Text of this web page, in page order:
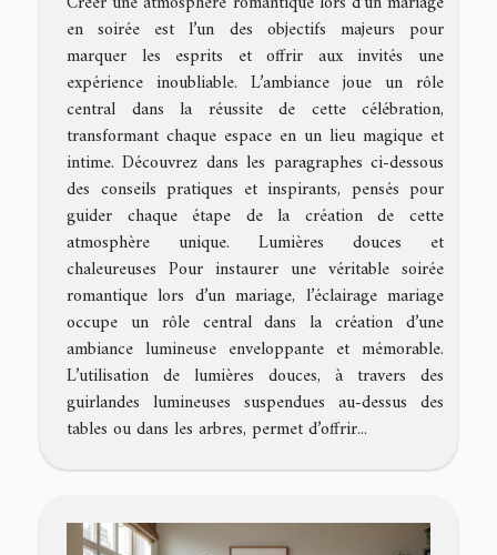
en soirée est l’un des objectifs majeurs pour
marquer les esprits et offrir aux invités une
expérience inoubliable. L’ambiance joue un rôle
central dans la réussite de cette célébration,
transformant chaque espace en un lieu magique et
intime. Découvrez dans les paragraphes ci-dessous
des conseils pratiques et inspirants, pensés pour
guider chaque étape de la création de cette
atmosphère unique. Lumières douces et
chaleureuses Pour instaurer une véritable soirée
romantique lors d’un mariage, l’éclairage mariage
occupe un rôle central dans la création d’une
ambiance lumineuse enveloppante et mémorable.
L’utilisation de lumières douces, à travers des
guirlandes lumineuses suspendues au-dessus des
tables ou dans les arbres, permet d’offrir...